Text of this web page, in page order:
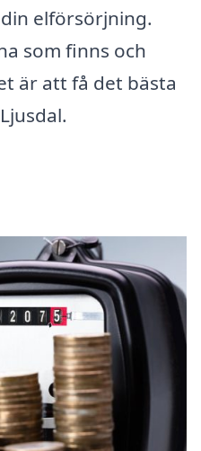
elförsörjning.
som finns och
är att få det bästa